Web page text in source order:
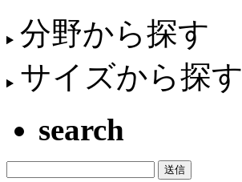
分野から探す
サイズから探す
search